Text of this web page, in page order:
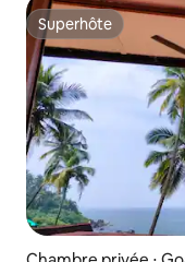
Superhôte
Superhôte